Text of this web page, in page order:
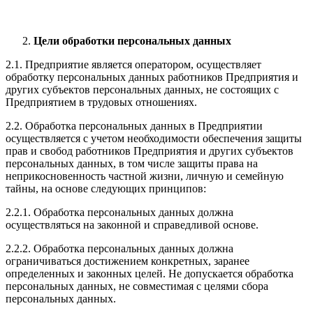
Цели обработки персональных данных
2.1. Предприятие является оператором, осуществляет
обработку персональных данных работников Предприятия и
других субъектов персональных данных, не состоящих с
Предприятием в трудовых отношениях.
2.2. Обработка персональных данных в Предприятии
осуществляется с учетом необходимости обеспечения защиты
прав и свобод работников Предприятия и других субъектов
персональных данных, в том числе защиты права на
неприкосновенность частной жизни, личную и семейную
тайны, на основе следующих принципов:
2.2.1. Обработка персональных данных должна
осуществляться на законной и справедливой основе.
2.2.2. Обработка персональных данных должна
ограничиваться достижением конкретных, заранее
определенных и законных целей. Не допускается обработка
персональных данных, не совместимая с целями сбора
персональных данных.